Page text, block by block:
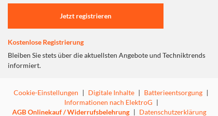
Einstellungen anpassen
Jetzt registrieren
Kostenlose Registrierung
Bleiben Sie stets über die aktuellsten Angebote und Techniktrends
informiert.
Cookie-Einstellungen | Digitale Inhalte | Batterieentsorgung |
Informationen nach ElektroG |
AGB Onlinekauf / Widerrufsbelehrung | Datenschutzerklärung